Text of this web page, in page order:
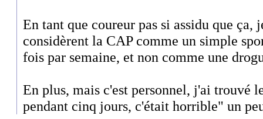
En tant que coureur pas si assidu que ça,
considèrent la CAP comme un simple
fois par semaine, et non comme une
En plus, mais c'est personnel, j'ai trouvé
pendant cinq jours, c'était horrible" un